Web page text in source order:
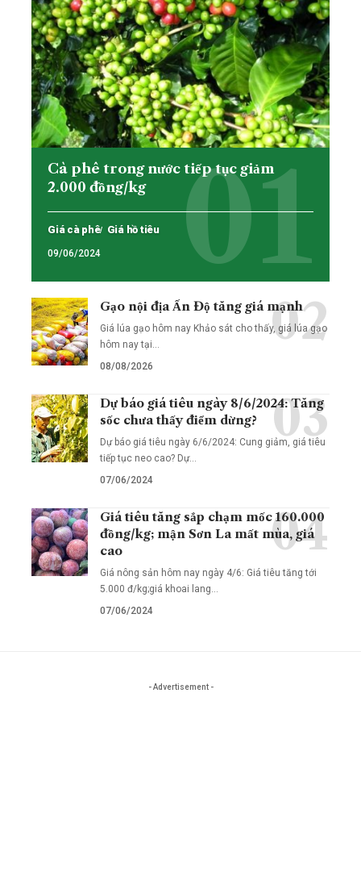
Cà phê trong nước tiếp tục giảm
2.000 đồng/kg
Giá cà phê Giá hồ tiêu
09/06/2024
Gạo nội địa Ấn Độ tăng giá mạnh
Giá lúa gạo hôm nay Khảo sát cho thấy, giá lúa gạo
hôm nay tại…
08/08/2026
Dự báo giá tiêu ngày 8/6/2024: Tăng
sốc chưa thấy điểm dừng?
Dự báo giá tiêu ngày 6/6/2024: Cung giảm, giá tiêu
tiếp tục neo cao? Dự…
07/06/2024
Giá tiêu tăng sắp chạm mốc 160.000
đồng/kg; mận Sơn La mất mùa, giá
cao
Giá nông sản hôm nay ngày 4/6: Giá tiêu tăng tới
5.000 đ/kg;giá khoai lang…
07/06/2024
- Advertisement -